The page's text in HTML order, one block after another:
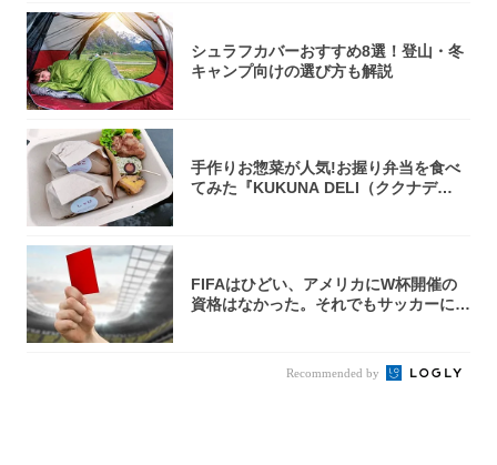
シュラフカバーおすすめ8選！登山・冬
キャンプ向けの選び方も解説
手作りお惣菜が人気!お握り弁当を食べ
てみた『KUKUNA DELI（ククナデ
FIFAはひどい、アメリカにW杯開催の
資格はなかった。それでもサッカーには
Recommended by